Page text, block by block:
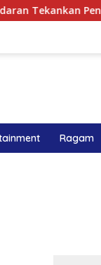
Pentingnya
Ragam